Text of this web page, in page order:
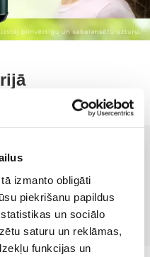
izmanto obligāti
piekrišanu papildus
un sociālo
saturu un reklāmas,
funkcijas un